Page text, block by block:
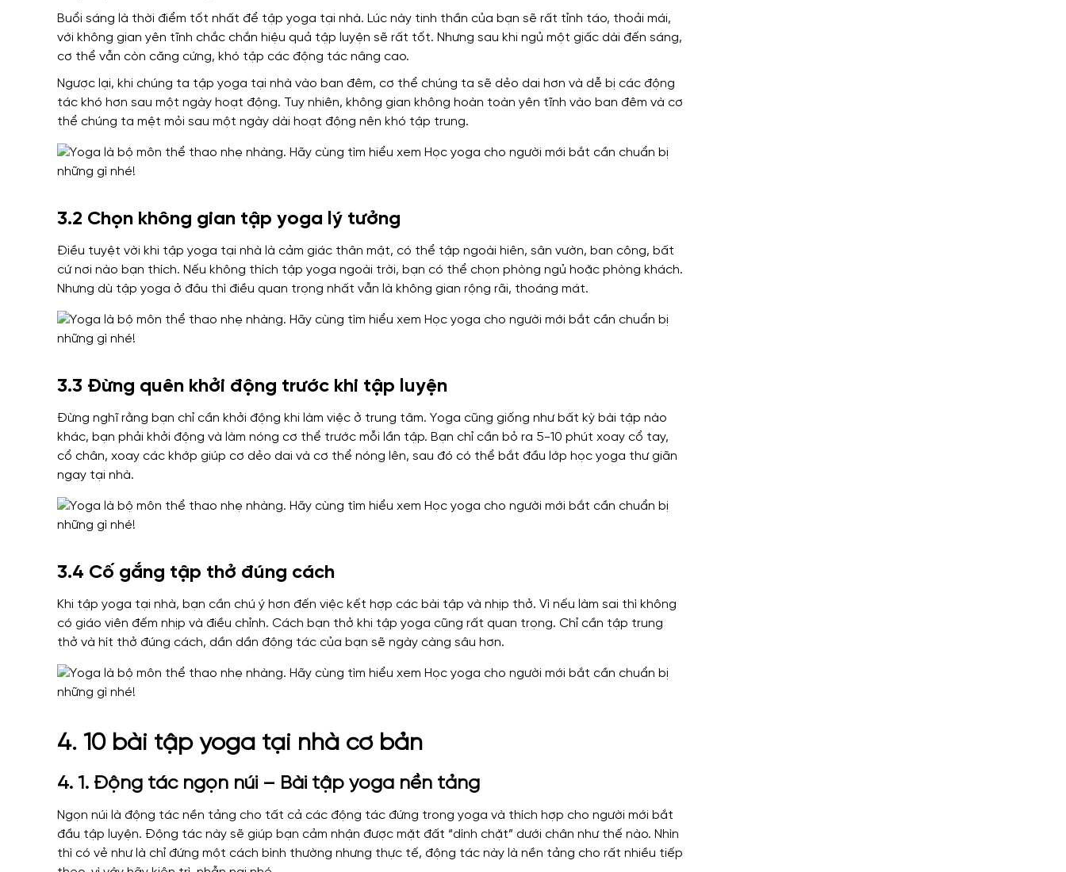
Buổi sáng là thời điểm tốt nhất để tập yoga tại nhà. Lúc này tinh thần của bạn sẽ rất tỉnh táo, thoải mái,
với không gian yên tĩnh chắc chắn hiệu quả tập luyện sẽ rất tốt. Nhưng sau khi ngủ một giấc dài đến sáng,
cơ thể vẫn còn căng cứng, khó tập các động tác nâng cao.
Ngược lại, khi chúng ta tập yoga tại nhà vào ban đêm, cơ thể chúng ta sẽ dẻo dai hơn và dễ bị các động
tác khó hơn sau một ngày hoạt động. Tuy nhiên, không gian không hoàn toàn yên tĩnh vào ban đêm và cơ
thể chúng ta mệt mỏi sau một ngày dài hoạt động nên khó tập trung.
3.2 Chọn không gian tập yoga lý tưởng
Điều tuyệt vời khi tập yoga tại nhà là cảm giác thân mật, có thể tập ngoài hiên, sân vườn, ban công, bất
cứ nơi nào bạn thích. Nếu không thích tập yoga ngoài trời, bạn có thể chọn phòng ngủ hoặc phòng khách.
Nhưng dù tập yoga ở đâu thì điều quan trọng nhất vẫn là không gian rộng rãi, thoáng mát.
3.3 Đừng quên khởi động trước khi tập luyện
Đừng nghĩ rằng bạn chỉ cần khởi động khi làm việc ở trung tâm. Yoga cũng giống như bất kỳ bài tập nào
khác, bạn phải khởi động và làm nóng cơ thể trước mỗi lần tập. Bạn chỉ cần bỏ ra 5-10 phút xoay cổ tay,
cổ chân, xoay các khớp giúp cơ dẻo dai và cơ thể nóng lên, sau đó có thể bắt đầu lớp học yoga thư giãn
ngay tại nhà.
3.4 Cố gắng tập thở đúng cách
Khi tập yoga tại nhà, bạn cần chú ý hơn đến việc kết hợp các bài tập và nhịp thở. Vì nếu làm sai thì không
có giáo viên đếm nhịp và điều chỉnh. Cách bạn thở khi tập yoga cũng rất quan trọng. Chỉ cần tập trung
thở và hít thở đúng cách, dần dần động tác của bạn sẽ ngày càng sâu hơn.
4. 10 bài tập yoga tại nhà cơ bản
4. 1. Động tác ngọn núi – Bài tập yoga nền tảng
Ngọn núi là động tác nền tảng cho tất cả các động tác đứng trong yoga và thích hợp cho người mới bắt
đầu tập luyện. Động tác này sẽ giúp bạn cảm nhận được mặt đất “dính chặt” dưới chân như thế nào. Nhìn
thì có vẻ như là chỉ đứng một cách bình thường nhưng thực tế, động tác này là nền tảng cho rất nhiều tiếp